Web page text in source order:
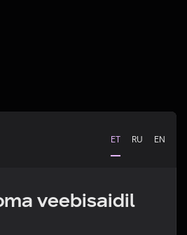
ET RU EN
veebisaidil